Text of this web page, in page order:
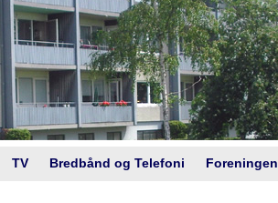
TV Bredbånd og Telefoni Foreningen